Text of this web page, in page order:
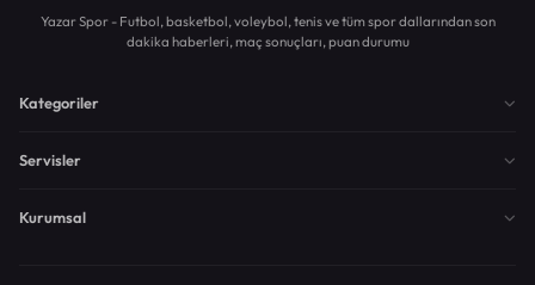
Yazar Spor - Futbol, basketbol, voleybol, tenis ve tüm spor dallarından son
dakika haberleri, maç sonuçları, puan durumu
Kategoriler
Servisler
Kurumsal